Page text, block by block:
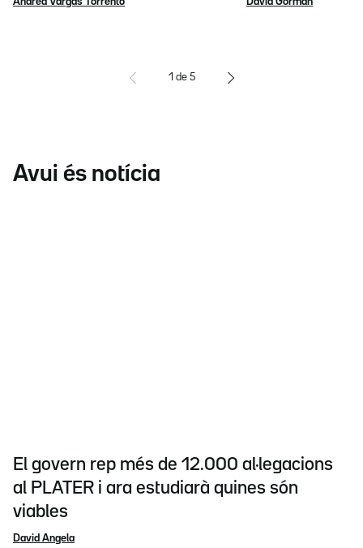
1 de 5
Avui és notícia
El govern rep més de 12.000 al·legacions
al PLATER i ara estudiarà quines són
viables
David Angela